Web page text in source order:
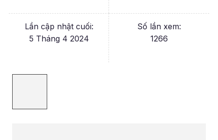
Lần cập nhật cuối:
5 Tháng 4 2024
Số lần xem:
1266